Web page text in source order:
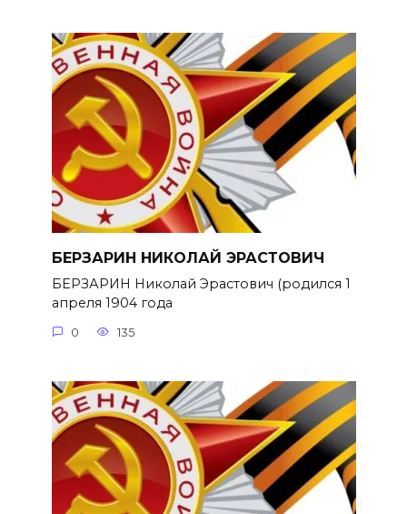
БЕРЗАРИН НИКОЛАЙ ЭРАСТОВИЧ
БЕРЗАРИН Николай Эрастович (родился 1
апреля 1904 года
0 135